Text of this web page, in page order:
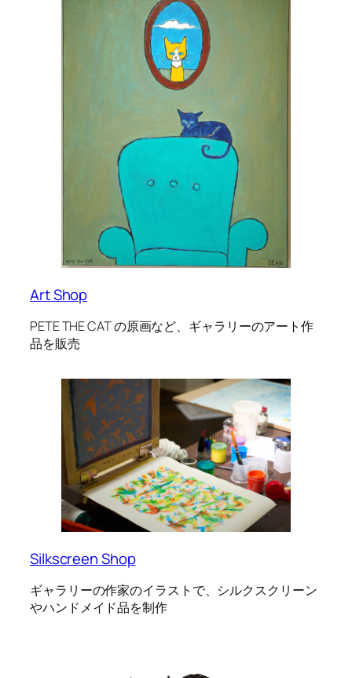
Art Shop
PETE THE CAT の原画など、ギャラリーのアート作
品を販売
Silkscreen Shop
ギャラリーの作家のイラストで、シルクスクリーン
やハンドメイド品を制作